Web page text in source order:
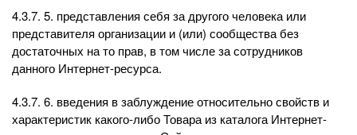
4.3.7. 5. представления себя за другого человека или
представителя организации и (или) сообщества без
достаточных на то прав, в том числе за сотрудников
данного Интернет-ресурса.
4.3.7. 6. введения в заблуждение относительно свойств и
характеристик какого-либо Товара из каталога Интернет-